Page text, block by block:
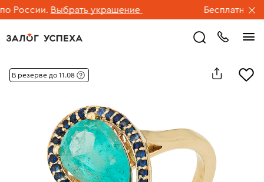
России. Выбрать украшение Бесплатная
В резерве до 11.08